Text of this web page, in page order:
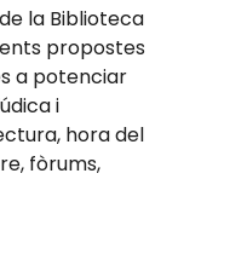
la Biblioteca
propostes
a potenciar
i
hora del
fòrums,